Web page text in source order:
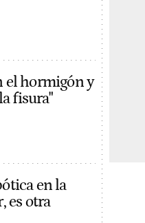
el hormigón y
fisura"
en la
es otra